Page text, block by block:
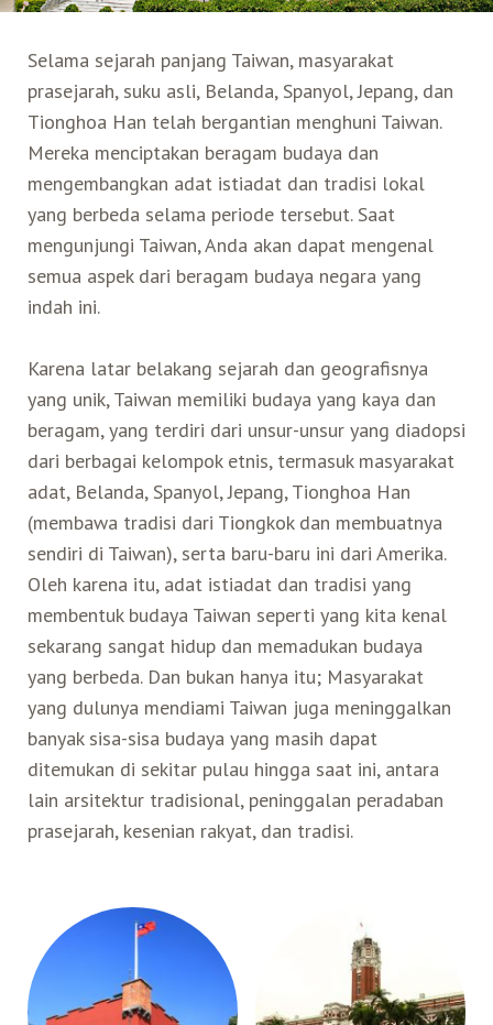
Agen Perjalanan
Mata Air Panas
LOHAS
Ekowisata
Wisata Kereta Api
Wisata Senior
Wisata Yang Dapat Diakses
Belanja
Pasar Malam
Tur Bis Wisata
Wisata Alam – Scenic Spot
Taiwan Tips
Teh Kelas Dunia
Bis
U-Bike
Mobil
Bandara Internasional
Atraksi Taiwan Bagian Timur
Atraksi Taiwan Bagian Tengah
Atraksi Taiwan Bagian Selatan
Atraksi Kepulauan di Pesisir Pantai
Search for:
Selama sejarah panjang Taiwan, masyarakat
prasejarah, suku asli, Belanda, Spanyol, Jepang, dan
Tionghoa Han telah bergantian menghuni Taiwan.
Mereka menciptakan beragam budaya dan
mengembangkan adat istiadat dan tradisi lokal
yang berbeda selama periode tersebut. Saat
mengunjungi Taiwan, Anda akan dapat mengenal
semua aspek dari beragam budaya negara yang
indah ini.
Karena latar belakang sejarah dan geografisnya
yang unik, Taiwan memiliki budaya yang kaya dan
beragam, yang terdiri dari unsur-unsur yang diadopsi
dari berbagai kelompok etnis, termasuk masyarakat
adat, Belanda, Spanyol, Jepang, Tionghoa Han
(membawa tradisi dari Tiongkok dan membuatnya
sendiri di Taiwan), serta baru-baru ini dari Amerika.
Oleh karena itu, adat istiadat dan tradisi yang
membentuk budaya Taiwan seperti yang kita kenal
sekarang sangat hidup dan memadukan budaya
yang berbeda. Dan bukan hanya itu; Masyarakat
yang dulunya mendiami Taiwan juga meninggalkan
banyak sisa-sisa budaya yang masih dapat
ditemukan di sekitar pulau hingga saat ini, antara
lain arsitektur tradisional, peninggalan peradaban
prasejarah, kesenian rakyat, dan tradisi.